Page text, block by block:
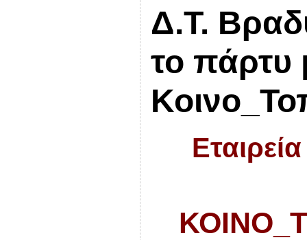
Δ.Τ.
το πάρτυ